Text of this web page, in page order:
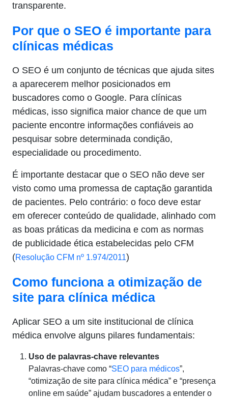
transparente.
Por que o SEO é importante para
clínicas médicas
O SEO é um conjunto de técnicas que ajuda sites
a aparecerem melhor posicionados em
buscadores como o Google. Para clínicas
médicas, isso significa maior chance de que um
paciente encontre informações confiáveis ao
pesquisar sobre determinada condição,
especialidade ou procedimento.
É importante destacar que o SEO não deve ser
visto como uma promessa de captação garantida
de pacientes. Pelo contrário: o foco deve estar
em oferecer conteúdo de qualidade, alinhado com
as boas práticas da medicina e com as normas
de publicidade ética estabelecidas pelo CFM
(Resolução CFM nº 1.974/2011)
Como funciona a otimização de
site para clínica médica
Aplicar SEO a um site institucional de clínica
médica envolve alguns pilares fundamentais:
Uso de palavras-chave relevantes
Palavras-chave como “SEO para médicos”,
“otimização de site para clínica médica” e “presença
online em saúde” ajudam buscadores a entender o